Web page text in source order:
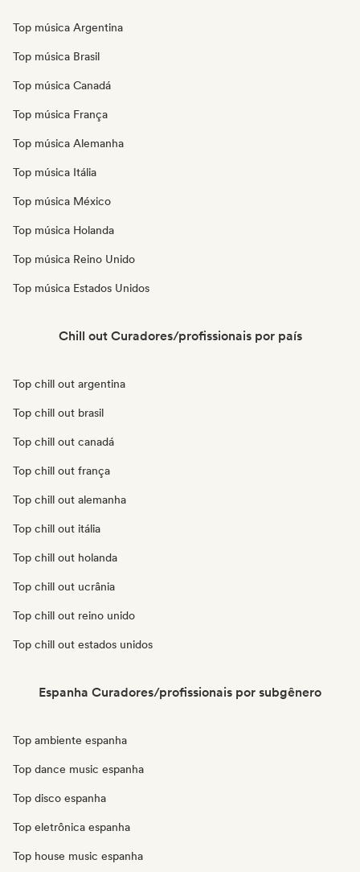
Top música Argentina
Top música Brasil
Top música Canadá
Top música França
Top música Alemanha
Top música Itália
Top música México
Top música Holanda
Top música Reino Unido
Top música Estados Unidos
Chill out Curadores/profissionais por país
Top chill out argentina
Top chill out brasil
Top chill out canadá
Top chill out frança
Top chill out alemanha
Top chill out itália
Top chill out holanda
Top chill out ucrânia
Top chill out reino unido
Top chill out estados unidos
Espanha Curadores/profissionais por subgênero
Top ambiente espanha
Top dance music espanha
Top disco espanha
Top eletrônica espanha
Top house music espanha